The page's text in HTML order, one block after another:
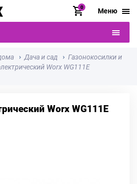
0 Меню
Дача и сад
Газонокосилки и
Worx WG111E
Worx WG111E